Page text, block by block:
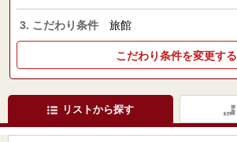
3. こだわり条件 旅館
こだわり条件を変更する
リストから探す